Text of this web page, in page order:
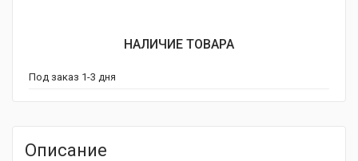
НАЛИЧИЕ ТОВАРА
Под заказ 1-3 дня
Описание